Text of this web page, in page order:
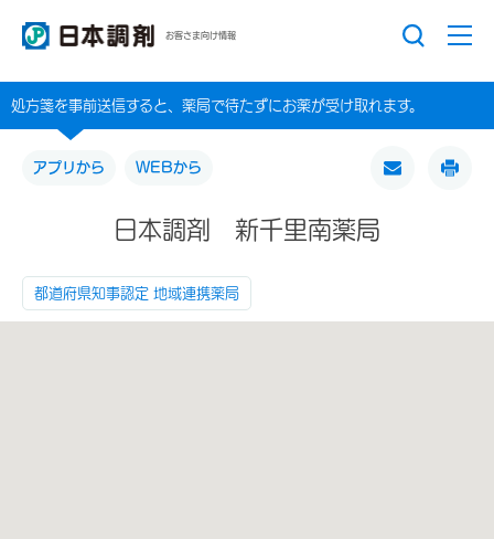
お客さま向け情報
処方箋を事前送信すると、薬局で待たずにお薬が受け取れます。
アプリから WEBから
日本調剤 新千里南薬局
都道府県知事認定 地域連携薬局